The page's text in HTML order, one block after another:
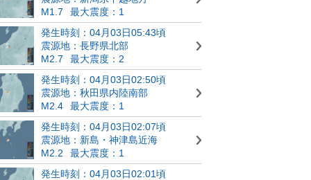
M1.7
最大震度：1
発生時刻：04月03日05:43頃
震源地：長野県北部
M2.7
最大震度：2
発生時刻：04月03日02:50頃
震源地：秋田県内陸南部
M2.4
最大震度：1
発生時刻：04月03日02:07頃
震源地：新島・神津島近海
M2.2
最大震度：1
発生時刻：04月03日02:01頃